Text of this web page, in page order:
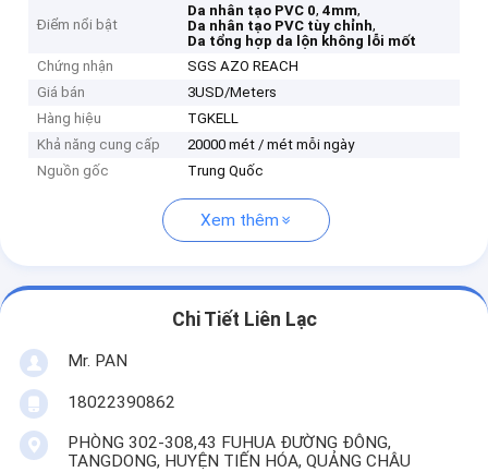
Điểm nổi bật
Da nhân tạo PVC 0,4mm,
Da nhân tạo PVC tùy chỉnh,
Da tổng hợp da lộn không lỗi mốt
Chứng nhận
SGS AZO REACH
Giá bán
3USD/Meters
Hàng hiệu
TGKELL
Khả năng cung cấp
20000 mét / mét mỗi ngày
Nguồn gốc
Trung Quốc
Xem thêm
Chi Tiết Liên Lạc
Mr. PAN
18022390862
PHÒNG 302-308,43 FUHUA ĐƯỜNG ĐÔNG,
TANGDONG, HUYỆN TIẾN HÓA, QUẢNG CHÂU